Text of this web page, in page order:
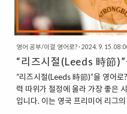
영어 공부/이걸 영어로?· 2024. 9. 15.
“리즈시절(Leeds 時節
“리즈시절(Leeds 時節)”을 영어로
력 따위가 절정에 올라 가장 좋은
입니다. 이는 영국 프리미어 리그